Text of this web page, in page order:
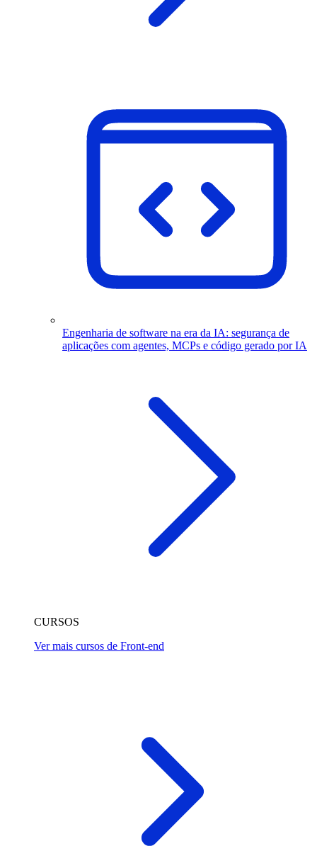
Engenharia de software na era da IA: segurança de
aplicações com agentes, MCPs e código gerado por IA
CURSOS
Ver mais cursos de Front-end